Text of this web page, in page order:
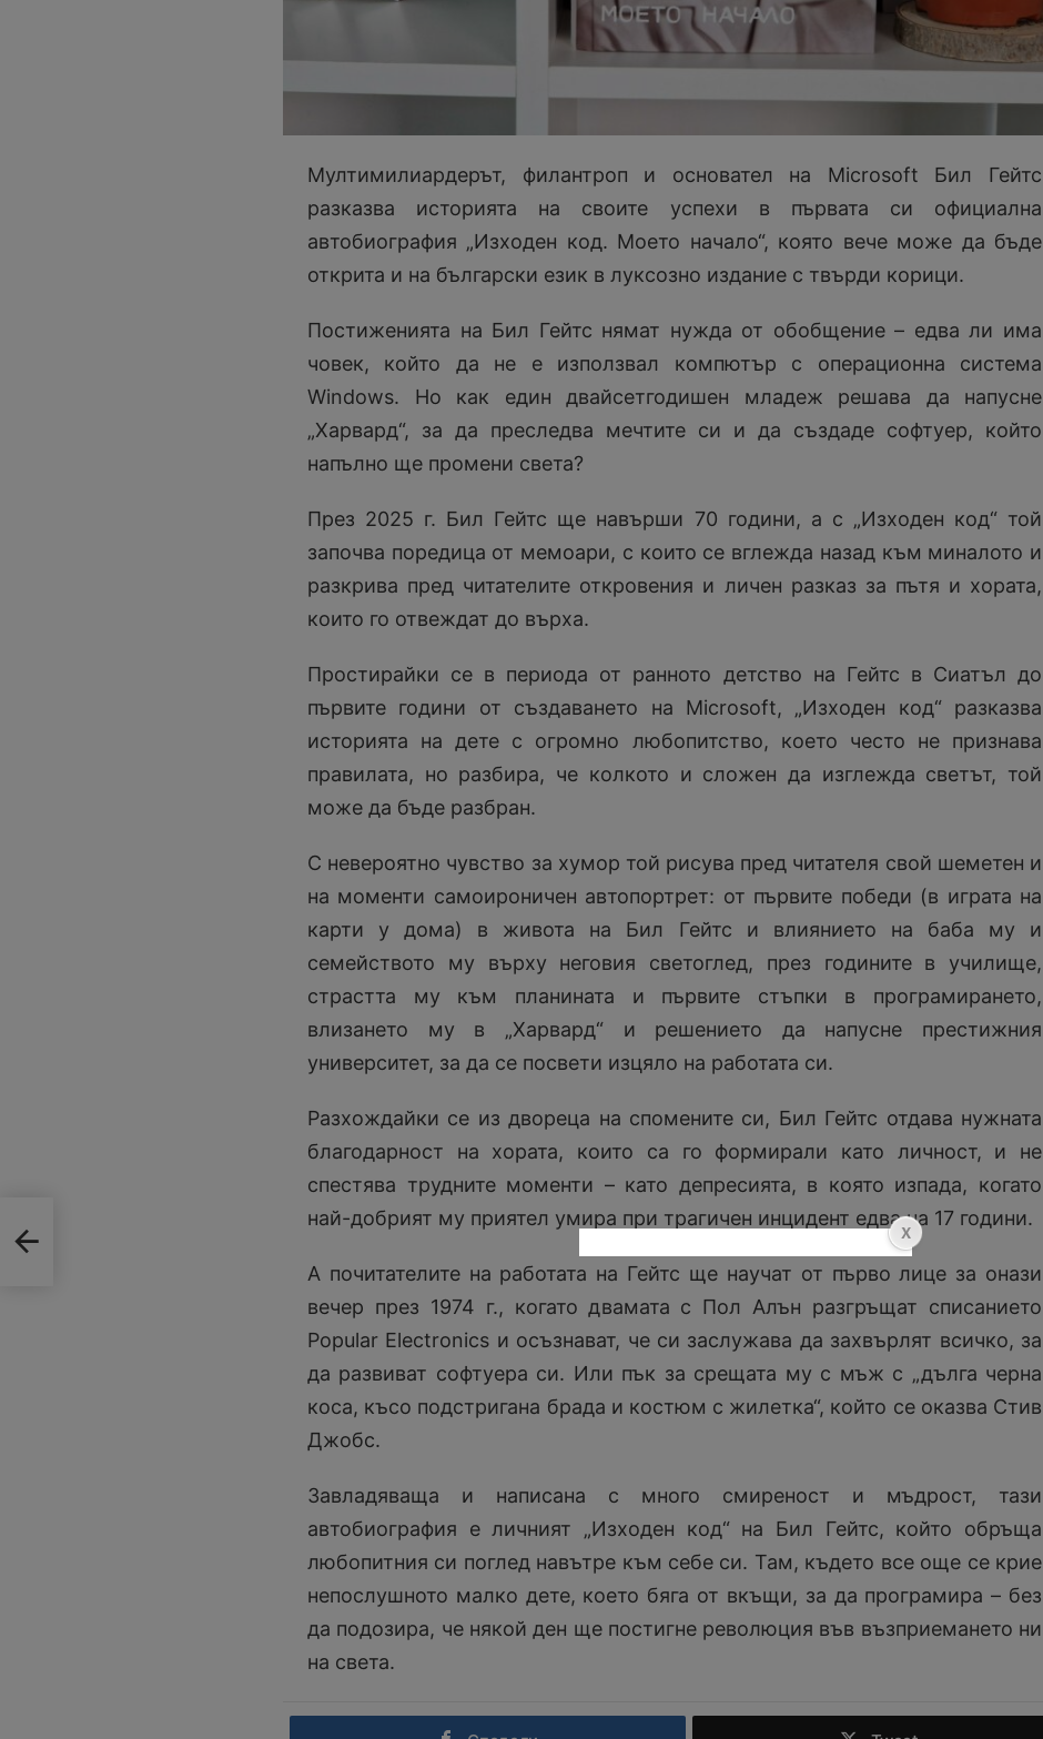
Мултимилиардерът, филантроп и основател на Microsoft Бил Гейтс
разказва историята на своите успехи в първата си официална
автобиография „Изходен код. Моето начало“, която вече може да бъде
открита и на български език в луксозно издание с твърди корици.
Постиженията на Бил Гейтс нямат нужда от обобщение – едва ли има
човек, който да не е използвал компютър с операционна система
Windows. Но как един двайсетгодишен младеж решава да напусне
„Харвард“, за да преследва мечтите си и да създаде софтуер, който
напълно ще промени света?
През 2025 г. Бил Гейтс ще навърши 70 години, а с „Изходен код“ той
започва поредица от мемоари, с които се вглежда назад към миналото и
разкрива пред читателите откровения и личен разказ за пътя и хората,
които го отвеждат до върха.
Простирайки се в периода от ранното детство на Гейтс в Сиатъл до
първите години от създаването на Microsoft, „Изходен код“ разказва
историята на дете с огромно любопитство, което често не признава
правилата, но разбира, че колкото и сложен да изглежда светът, той
може да бъде разбран.
С невероятно чувство за хумор той рисува пред читателя свой шеметен и
на моменти самоироничен автопортрет: от първите победи (в играта на
карти у дома) в живота на Бил Гейтс и влиянието на баба му и
семейството му върху неговия светоглед, през годините в училище,
страстта му към планината и първите стъпки в програмирането,
влизането му в „Харвард“ и решението да напусне престижния
университет, за да се посвети изцяло на работата си.
Разхождайки се из двореца на спомените си, Бил Гейтс отдава нужната
благодарност на хората, които са го формирали като личност, и не
спестява трудните моменти – като депресията, в която изпада, когато
най-добрият му приятел умира при трагичен инцидент едва на 17 години.
А почитателите на работата на Гейтс ще научат от първо лице за онази
вечер през 1974 г., когато двамата с Пол Алън разгръщат списанието
Popular Electronics и осъзнават, че си заслужава да захвърлят всичко, за
да развиват софтуера си. Или пък за срещата му с мъж с „дълга черна
коса, късо подстригана брада и костюм с жилетка“, който се оказва Стив
Джобс.
Завладяваща и написана с много смиреност и мъдрост, тази
автобиография е личният „Изходен код“ на Бил Гейтс, който обръща
любопитния си поглед навътре към себе си. Там, където все още се крие
непослушното малко дете, което бяга от вкъщи, за да програмира – без
да подозира, че някой ден ще постигне революция във възприемането ни
на света.